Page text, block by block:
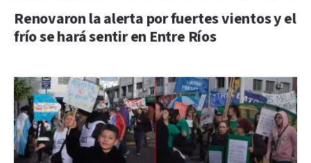
Renovaron la alerta por fuertes vientos y el
frío se hará sentir en Entre Ríos